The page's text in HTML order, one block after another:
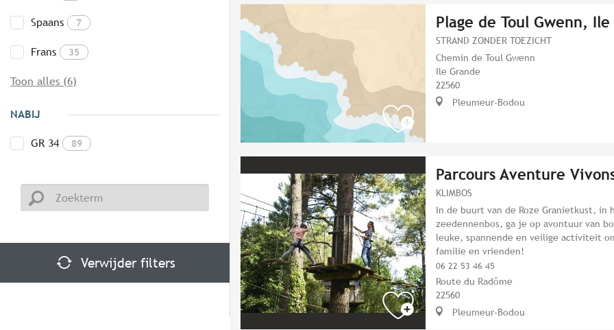
Spaans 7
Frans 35
Toon alles (6)
NABIJ
GR 34 89
Verwijder filters
Plage de Toul Gwenn, Ile
STRAND ZONDER TOEZICHT
Chemin de Toul Gwenn
Ile Grande
22560
Pleumeur-Bodou
Parcours Aventure
KLIMBOS
In de buurt van de Roze Granietkust, in
zeedennenbos, ga je op avontuur van
leuke, spannende en veilige activiteit
familie en vrienden!
06 22 53 46 45
Route du Radôme
22560
Pleumeur-Bodou